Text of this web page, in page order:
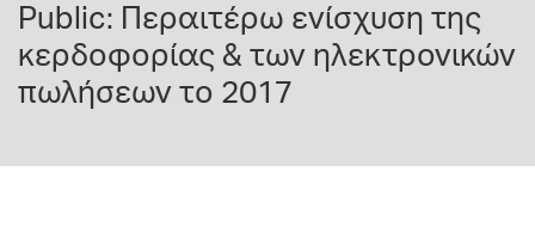
Public: Περαιτέρω ενίσχυση της
κερδοφορίας & των ηλεκτρονικών
πωλήσεων το 2017